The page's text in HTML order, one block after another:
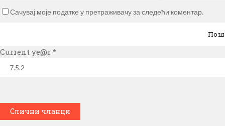
Сачувај моје податке у претраживачу за следећи коментар.
Current ye@r *
Слични чланци